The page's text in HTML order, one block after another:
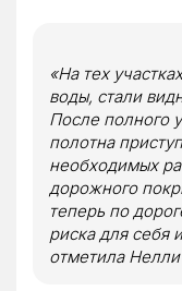
«На тех
воды, стали
После полного
полотна
необходимых
дорожного
теперь по
риска для себя
отметила